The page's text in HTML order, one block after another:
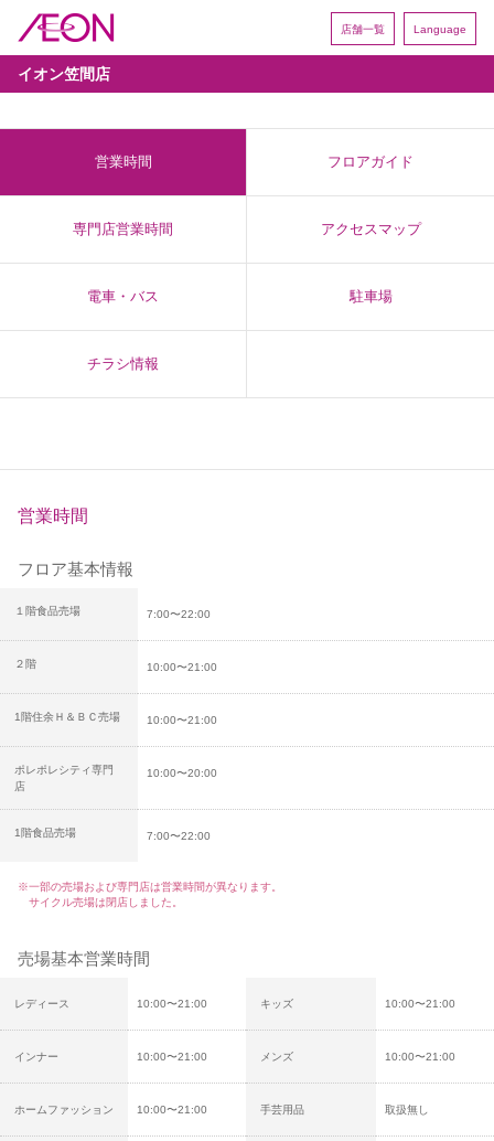
店舗一覧 Language
イオン笠間店
営業時間 フロアガイド
専門店営業時間 アクセスマップ
電車・バス 駐車場
チラシ情報
営業時間
フロア基本情報
１階食品売場 7:00〜22:00
２階 10:00〜21:00
1階住余Ｈ＆ＢＣ売場 10:00〜21:00
ポレポレシティ専門
店
10:00〜20:00
1階食品売場 7:00〜22:00
※一部の売場および専門店は営業時間が異なります。
サイクル売場は閉店しました。
売場基本営業時間
レディース 10:00〜21:00 キッズ 10:00〜21:00
インナー 10:00〜21:00 メンズ 10:00〜21:00
ホームファッション 10:00〜21:00 手芸用品 取扱無し